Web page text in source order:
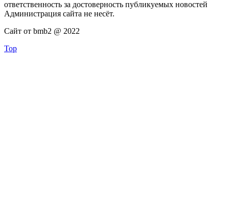
ответственность за достоверность публикуемых новостей
Администрация сайта не несёт.
Сайт от bmb2 @ 2022
Top